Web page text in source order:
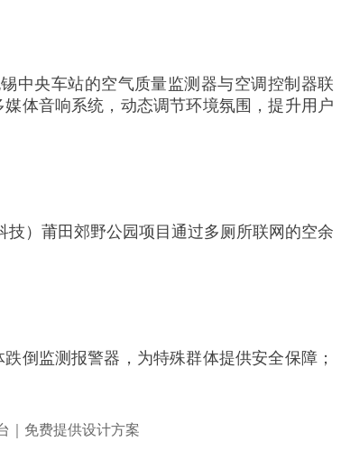
中央车站的空气质量监测器与空调控制器联
体音响系统，动态调节环境氛围，提升用户
）莆田郊野公园项目通过多厕所联网的空余
倒监测报警器，为特殊群体提供安全保障；